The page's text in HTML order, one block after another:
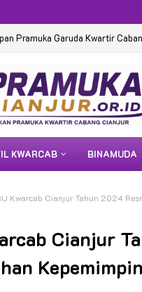
Pramuka Garuda Kwartir
KWARCAB BINAMUDA
Kwarcab Cianjur Tahun 2024
Cianjur